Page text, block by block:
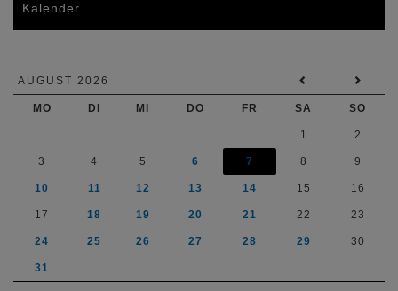
Kalender
AUGUST 2026
MO DI MI DO FR SA SO
1 2
3 4 5 6 7 8 9
10 11 12 13 14 15 16
17 18 19 20 21 22 23
24 25 26 27 28 29 30
31